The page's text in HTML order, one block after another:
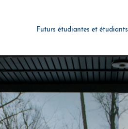
Futurs étudiantes et étudiants